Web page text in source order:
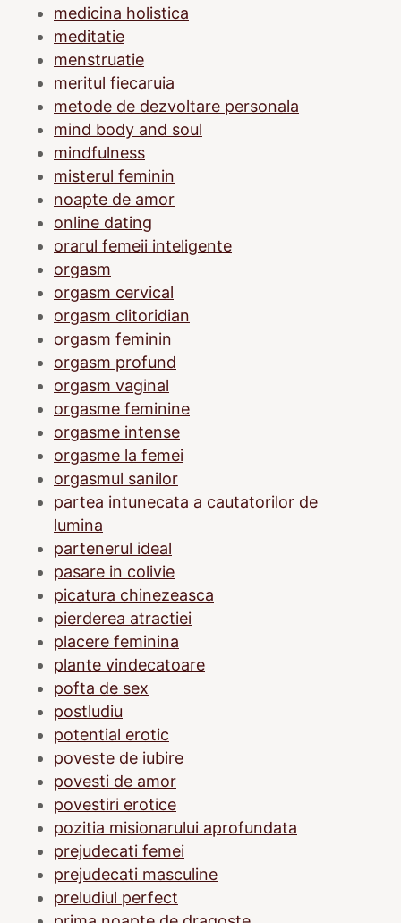
medicina holistica
meditatie
menstruatie
meritul fiecaruia
metode de dezvoltare personala
mind body and soul
mindfulness
misterul feminin
noapte de amor
online dating
orarul femeii inteligente
orgasm
orgasm cervical
orgasm clitoridian
orgasm feminin
orgasm profund
orgasm vaginal
orgasme feminine
orgasme intense
orgasme la femei
orgasmul sanilor
partea intunecata a cautatorilor de
lumina
partenerul ideal
pasare in colivie
picatura chinezeasca
pierderea atractiei
placere feminina
plante vindecatoare
pofta de sex
postludiu
potential erotic
poveste de iubire
povesti de amor
povestiri erotice
pozitia misionarului aprofundata
prejudecati femei
prejudecati masculine
preludiul perfect